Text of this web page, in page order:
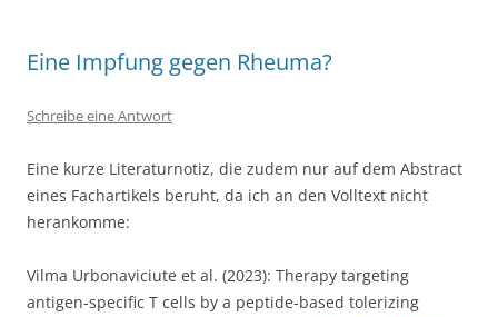
Eine Impfung gegen Rheuma?
Schreibe eine Antwort
Eine kurze Literaturnotiz, die zudem nur auf dem Abstract
eines Fachartikels beruht, da ich an den Volltext nicht
herankomme:
Vilma Urbonaviciute et al. (2023): Therapy targeting
antigen-specific T cells by a peptide-based tolerizing